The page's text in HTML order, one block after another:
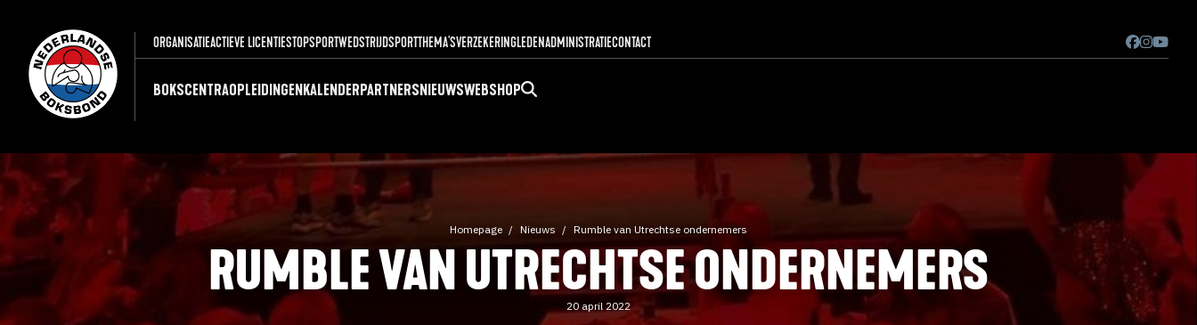
ORGANISATIEACTIEVE LICENTIESTOPSPORTWEDSTRIJDSPORTTHEMA'SVERZEKERINGLEDENADMINISTRATIECONTACT
BOKSCENTRAOPLEIDINGENKALENDERPARTNERSNIEUWSWEBSHOP
Homepage Nieuws Rumble van Utrechtse ondernemers
RUMBLE VAN UTRECHTSE ONDERNEMERS
20 april 2022